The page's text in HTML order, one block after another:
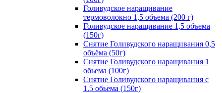
Голивудское наращивание
термоволокно 1,5 объема (200 г)
Голивудское наращивание 1,5 объема
(150г)
Снятие Голивудского наращивания 0,5
объёма (50г)
Снятие Голивудского наращивания 1
обьема (100г)
Снятие Голивудского наращивания с
1.5 обьема (150г)